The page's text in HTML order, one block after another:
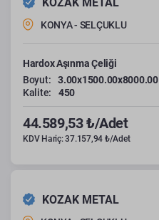
KONYA - SELÇUKLU
Hardox Aşınma Çeliği
Boyut:
3.00x1500.00x8000.00
Kalite:
450
44.589,53 ₺/Adet
KDV Hariç: 37.157,94 ₺/Adet
KOZAK METAL